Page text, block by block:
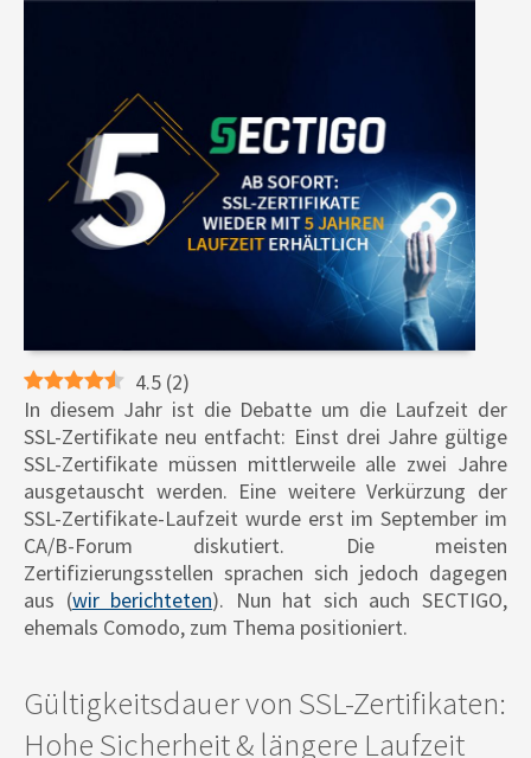
4.5 (2)
In diesem Jahr ist die Debatte um die Laufzeit der
SSL-Zertifikate neu entfacht: Einst drei Jahre gültige
SSL-Zertifikate müssen mittlerweile alle zwei Jahre
ausgetauscht werden. Eine weitere Verkürzung der
SSL-Zertifikate-Laufzeit wurde erst im September im
CA/B-Forum diskutiert. Die meisten
Zertifizierungsstellen sprachen sich jedoch dagegen
aus (wir berichteten). Nun hat sich auch SECTIGO,
ehemals Comodo, zum Thema positioniert.
Gültigkeitsdauer von SSL-Zertifikaten:
Hohe Sicherheit & längere Laufzeit